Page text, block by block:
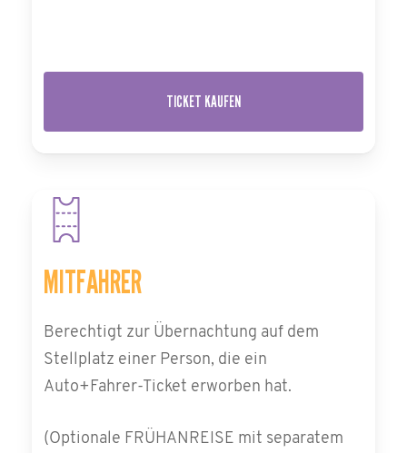
TICKET KAUFEN
MITFAHRER
Berechtigt zur Übernachtung auf dem
Stellplatz einer Person, die ein
Auto+Fahrer-Ticket erworben hat.
(Optionale FRÜHANREISE mit separatem